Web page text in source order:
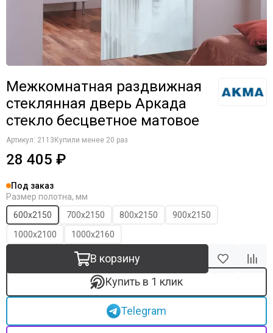
Межкомнатная раздвижная
стеклянная дверь Аркада
стекло бесцветное матовое
Артикул: 2113 Купили менее 20 раз
28 405 ₽
Под заказ
Размер полотна, мм
600х2150
700х2150 800х2150
900х2150
1000х2100
1000х2160
В корзину
Купить в 1 клик
Telegram